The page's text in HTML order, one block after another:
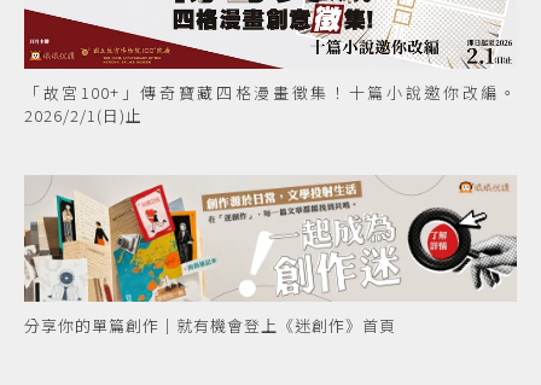
「故宮100+」傳奇寶藏四格漫畫徵集！十篇小說邀你改編。
2026/2/1(日)止
分享你的單篇創作｜就有機會登上《迷創作》首頁